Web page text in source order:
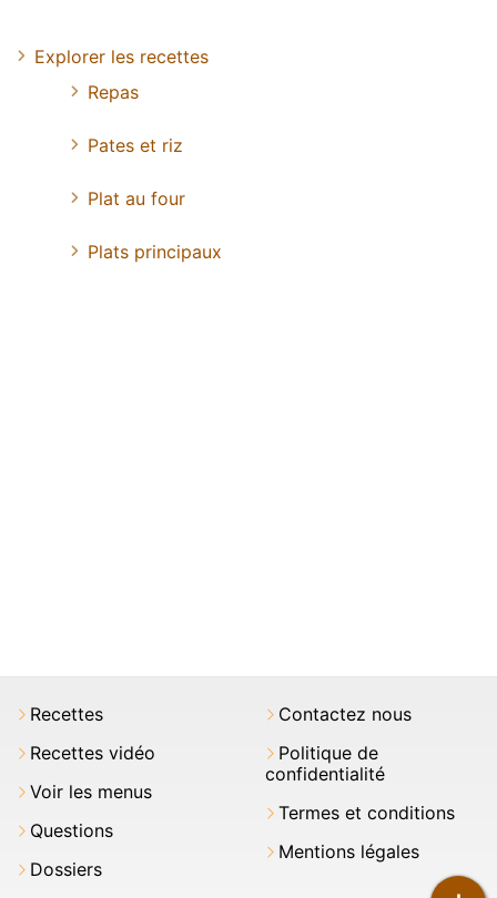
Explorer les recettes
Repas
Pates et riz
Plat au four
Plats principaux
Recettes
Recettes vidéo
Voir les menus
Questions
Dossiers
Contactez nous
Politique de
confidentialité
Termes et conditions
Mentions légales